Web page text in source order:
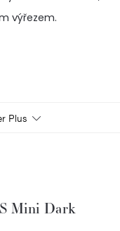
výřezem.
Plus
Mini Dark